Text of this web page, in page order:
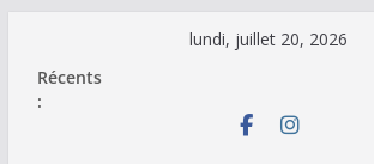
contenu
lundi, juillet 20, 2026
Récents
: